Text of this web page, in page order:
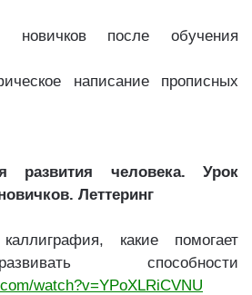
после обучения
написание прописных
развития человека. Урок
Леттеринг
какие помогает
способности
watch?v=YPoXLRiCVNU